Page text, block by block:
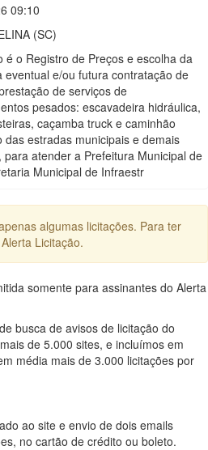
09:10
(SC)
o Registro de Preços e escolha da
e/ou futura contratação de
de serviços de
pesados: escavadeira hidráulica,
caçamba truck e caminhão
estradas municipais e demais
atender a Prefeitura Municipal de
Municipal de Infraestr
algumas licitações. Para ter
Licitação.
somente para assinantes do Alerta
busca de avisos de licitação do
de 5.000 sites, e incluímos em
média mais de 3.000 licitações por
ao site e envio de dois emails
no cartão de crédito ou boleto.